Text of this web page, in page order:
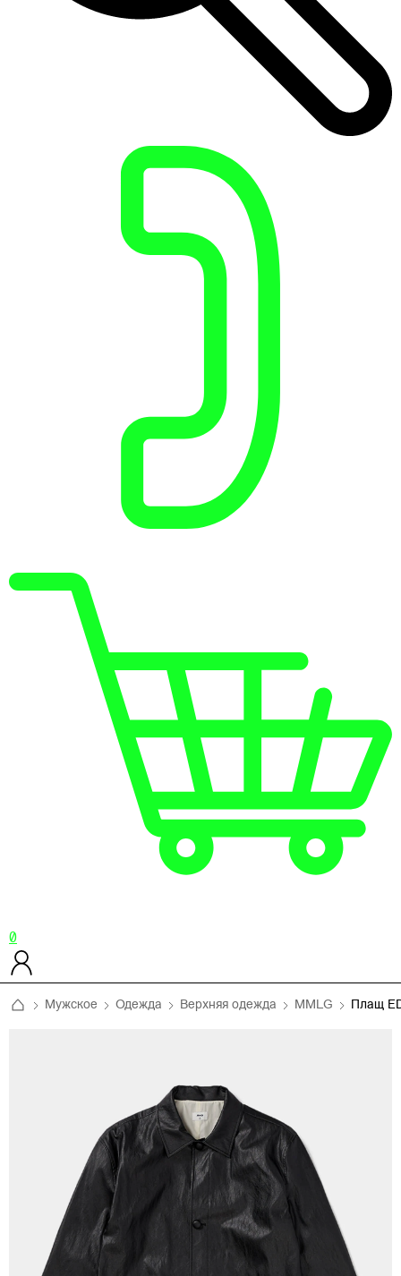
0
Мужское Одежда Верхняя одежда MMLG Плащ